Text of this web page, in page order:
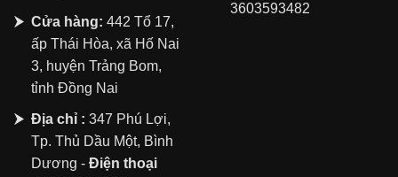
Cửa hàng: 442 Tổ 17,
ấp Thái Hòa, xã Hố Nai
3, huyện Trảng Bom,
tỉnh Đồng Nai
Địa chỉ : 347 Phú Lợi,
Tp. Thủ Dầu Một, Bình
Dương - Điện thoại
3603593482